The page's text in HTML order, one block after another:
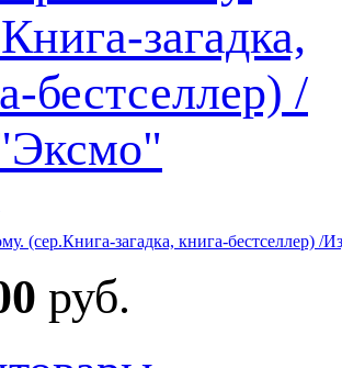
(сер.Книга-загадка, книга-бестселлер) /
руб.